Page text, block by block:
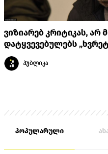
ვიზიარებ კრიტიკას, არ
დატყვევებულებს
პუბლიკა
პოპულარული